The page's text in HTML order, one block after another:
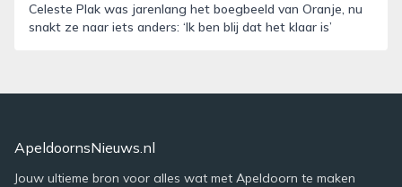
Celeste Plak was jarenlang het boegbeeld van Oranje, nu
snakt ze naar iets anders: ‘Ik ben blij dat het klaar is’
ApeldoornsNieuws.nl
Jouw ultieme bron voor alles wat met Apeldoorn te maken